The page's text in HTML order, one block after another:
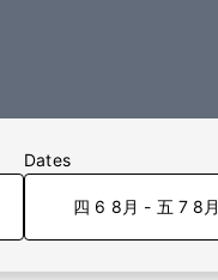
Dates
四 6 8月 - 五 7 8月